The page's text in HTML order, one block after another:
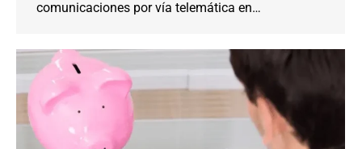
comunicaciones por vía telemática en…